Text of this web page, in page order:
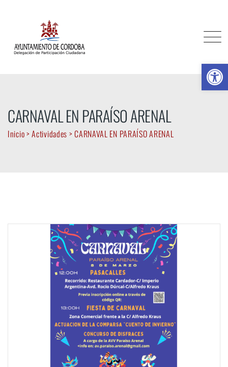
CARNAVAL EN PARAÍSO ARENAL
Inicio>Actividades >CARNAVAL EN PARAÍSO ARENAL